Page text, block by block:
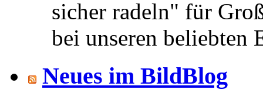
sicher radeln" für
bei unseren beliebten
Neues im BildBlog